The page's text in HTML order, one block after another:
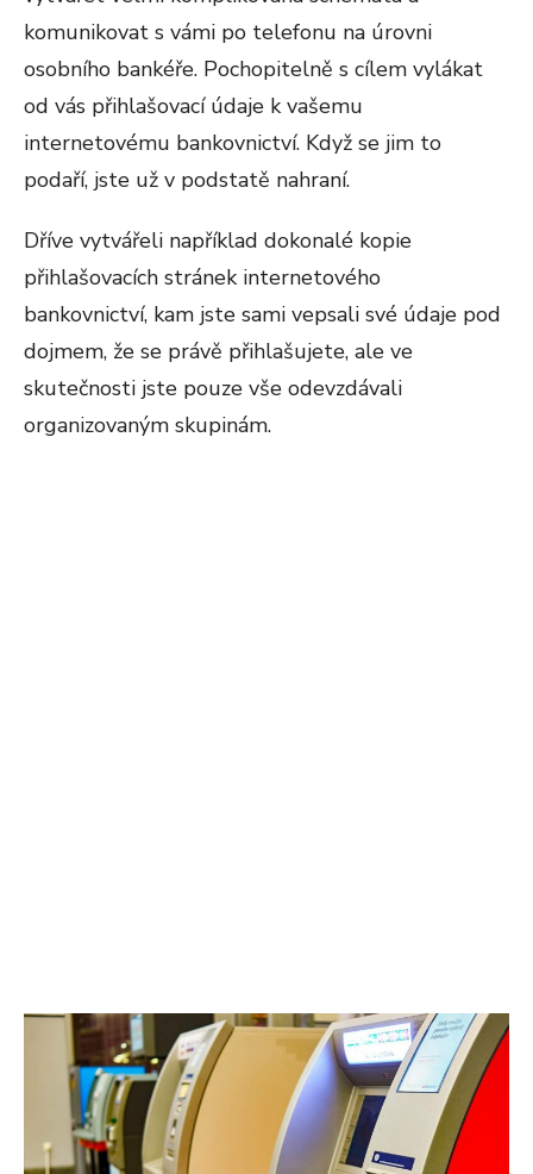
komunikovat s vámi po telefonu na úrovni
osobního bankéře. Pochopitelně s cílem vylákat
od vás přihlašovací údaje k vašemu
internetovému bankovnictví. Když se jim to
podaří, jste už v podstatě nahraní.
Dříve vytvářeli například dokonalé kopie
přihlašovacích stránek internetového
bankovnictví, kam jste sami vepsali své údaje pod
dojmem, že se právě přihlašujete, ale ve
skutečnosti jste pouze vše odevzdávali
organizovaným skupinám.